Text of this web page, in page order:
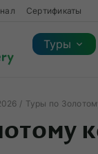
Сертификаты
Туры
Виды отдыха
Туры по